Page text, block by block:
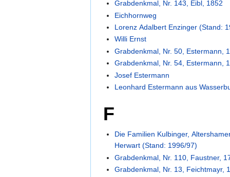
Grabdenkmal, Nr. 143, Eibl, 1852
Eichhornweg
Lorenz Adalbert Enzinger (Stand:
Willi Ernst
Grabdenkmal, Nr. 50, Estermann,
Grabdenkmal, Nr. 54, Estermann,
Josef Estermann
Leonhard Estermann aus
F
Die Familien Kulbinger,
Herwart (Stand: 1996/97)
Grabdenkmal, Nr. 110, Faustner,
Grabdenkmal, Nr. 13, Feichtmayr,